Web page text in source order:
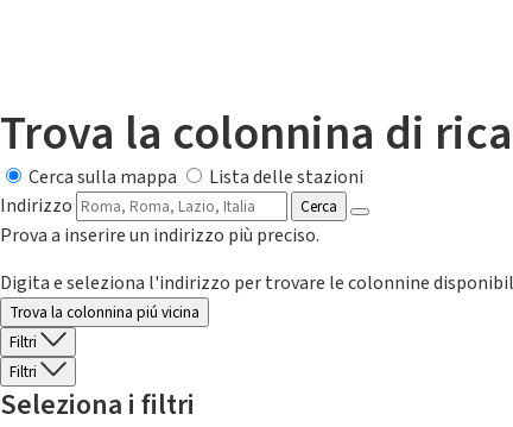
Trova la colonnina di
Cerca sulla mappa
Lista delle stazioni
Indirizzo
Cerca
Prova a inserire un indirizzo più preciso.
Digita e seleziona l'indirizzo per trovare le colonnine
Trova la colonnina piú vicina
Filtri
Filtri
Seleziona i filtri